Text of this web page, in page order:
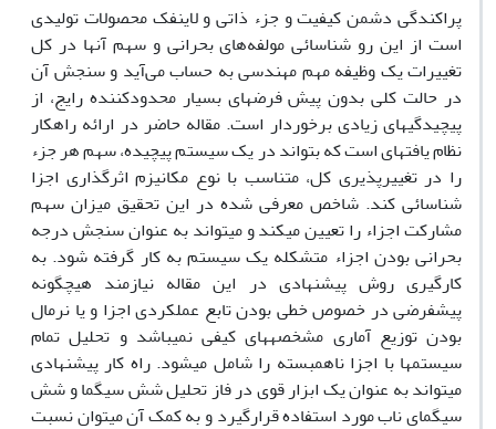
پراکندگی دشمن کیفیت و جزء ذاتی و لاینفک محصولات تولیدی
است از این رو شناسائی مولفه‌های بحرانی و سهم آنها در کل
تغییرات یک وظیفه مهم مهندسی به حساب می‌آید و سنجش آن
در حالت کلی بدون پیش فرضهای بسیار محدودکننده رایج، از
پیچیدگیهای زیادی برخوردار است. مقاله حاضر در ارائه راهکار
نظام یافتهای است که بتواند در یک سیستم پیچیده، سهم هر جزء
را در تغییرپذیری کل، متناسب با نوع مکانیزم اثرگذاری اجزا
شناسائی کند. شاخص معرفی شده در این تحقیق میزان سهم
مشارکت اجزاء را تعیین میکند و میتواند به عنوان سنجش درجه
بحرانی بودن اجزاء متشکله یک سیستم به کار گرفته شود. به
کارگیری روش پیشنهادی در این مقاله نیازمند هیچگونه
پیشفرضی در خصوص خطی بودن تابع عملکردی اجزا و یا نرمال
بودن توزیع آماری مشخصههای کیفی نمیباشد و تحلیل تمام
سیستمها با اجزا ناهمبسته را شامل میشود. راه کار پیشنهادی
میتواند به عنوان یک ابزار قوی در فاز تحلیل شش سیگما و شش
سیگمای ناب مورد استفاده قرارگیرد و به کمک آن میتوان نسبت